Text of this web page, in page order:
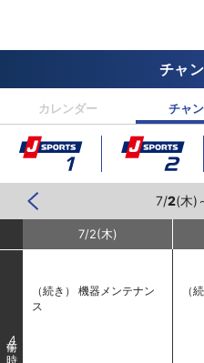
チャ
カレンダー チャ
7/2(木)
7/2(木)
4
（続き） 機器メンテナン
ス
（